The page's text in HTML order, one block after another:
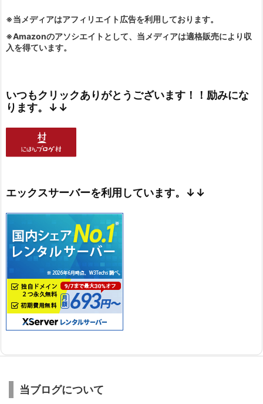
※当メディアはアフィリエイト広告を利用しております。
※Amazonのアソシエイトとして、当メディアは適格販売により収
入を得ています。
いつもクリックありがとうございます！！励みにな
ります。↓↓
エックスサーバーを利用しています。↓↓
当ブログについて